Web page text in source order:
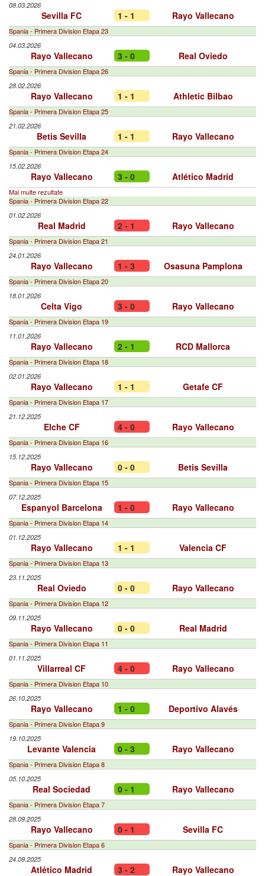
08.03.2026
Sevilla FC 1 - 1 Rayo Vallecano
Spania - Primera Division Etapa 23
04.03.2026
Rayo Vallecano 3 - 0 Real Oviedo
Spania - Primera Division Etapa 26
28.02.2026
Rayo Vallecano 1 - 1 Athletic Bilbao
Spania - Primera Division Etapa 25
21.02.2026
Betis Sevilla 1 - 1 Rayo Vallecano
Spania - Primera Division Etapa 24
15.02.2026
Rayo Vallecano 3 - 0 Atlético Madrid
Mai multe rezultate
Spania - Primera Division Etapa 22
01.02.2026
Real Madrid 2 - 1 Rayo Vallecano
Spania - Primera Division Etapa 21
24.01.2026
Rayo Vallecano 1 - 3 Osasuna Pamplona
Spania - Primera Division Etapa 20
18.01.2026
Celta Vigo 3 - 0 Rayo Vallecano
Spania - Primera Division Etapa 19
11.01.2026
Rayo Vallecano 2 - 1 RCD Mallorca
Spania - Primera Division Etapa 18
02.01.2026
Rayo Vallecano 1 - 1 Getafe CF
Spania - Primera Division Etapa 17
21.12.2025
Elche CF 4 - 0 Rayo Vallecano
Spania - Primera Division Etapa 16
15.12.2025
Rayo Vallecano 0 - 0 Betis Sevilla
Spania - Primera Division Etapa 15
07.12.2025
Espanyol Barcelona 1 - 0 Rayo Vallecano
Spania - Primera Division Etapa 14
01.12.2025
Rayo Vallecano 1 - 1 Valencia CF
Spania - Primera Division Etapa 13
23.11.2025
Real Oviedo 0 - 0 Rayo Vallecano
Spania - Primera Division Etapa 12
09.11.2025
Rayo Vallecano 0 - 0 Real Madrid
Spania - Primera Division Etapa 11
01.11.2025
Villarreal CF 4 - 0 Rayo Vallecano
Spania - Primera Division Etapa 10
26.10.2025
Rayo Vallecano 1 - 0 Deportivo Alavés
Spania - Primera Division Etapa 9
19.10.2025
Levante Valencia 0 - 3 Rayo Vallecano
Spania - Primera Division Etapa 8
05.10.2025
Real Sociedad 0 - 1 Rayo Vallecano
Spania - Primera Division Etapa 7
28.09.2025
Rayo Vallecano 0 - 1 Sevilla FC
Spania - Primera Division Etapa 6
24.09.2025
Atlético Madrid 3 - 2 Rayo Vallecano